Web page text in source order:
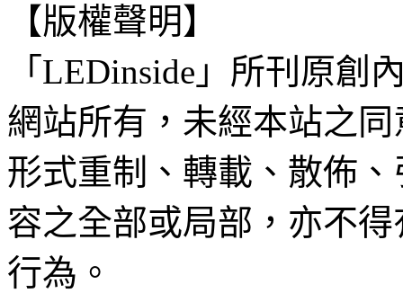
【版權聲明】
「LEDinside」所刊原創
網站所有，未經本站之
形式重制、轉載、散佈
容之全部或局部，亦不
行為。